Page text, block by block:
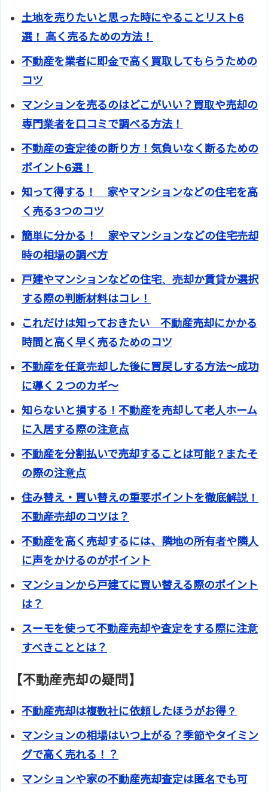
土地を売りたいと思った時にやることリスト6
選！ 高く売るための方法！
不動産を業者に即金で高く買取してもらうための
コツ
マンションを売るのはどこがいい？買取や売却の
専門業者を口コミで調べる方法！
不動産の査定後の断り方！気負いなく断るための
ポイント6選！
知って得する！ 家やマンションなどの住宅を高
く売る3つのコツ
簡単に分かる！ 家やマンションなどの住宅売却
時の相場の調べ方
戸建やマンションなどの住宅、売却か賃貸か選択
する際の判断材料はコレ！
これだけは知っておきたい 不動産売却にかかる
時間と高く早く売るためのコツ
不動産を任意売却した後に買戻しする方法～成功
に導く２つのカギ～
知らないと損する！不動産を売却して老人ホーム
に入居する際の注意点
不動産を分割払いで売却することは可能？またそ
の際の注意点
住み替え・買い替えの重要ポイントを徹底解説！
不動産売却のコツは？
不動産を高く売却するには、隣地の所有者や隣人
に声をかけるのがポイント
マンションから戸建てに買い替える際のポイント
は？
スーモを使って不動産売却や査定をする際に注意
すべきこととは？
【不動産売却の疑問】
不動産売却は複数社に依頼したほうがお得？
マンションの相場はいつ上がる？季節やタイミン
グで高く売れる！？
マンションや家の不動産売却査定は匿名でも可